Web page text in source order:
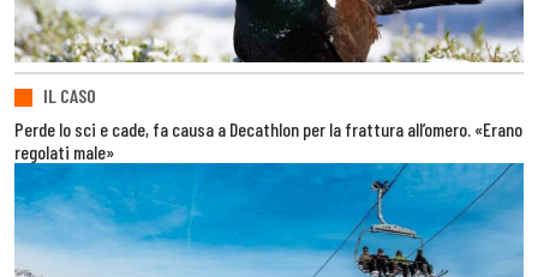
IL CASO
Perde lo sci e cade, fa causa a Decathlon per la frattura all’omero. «Erano
regolati male»